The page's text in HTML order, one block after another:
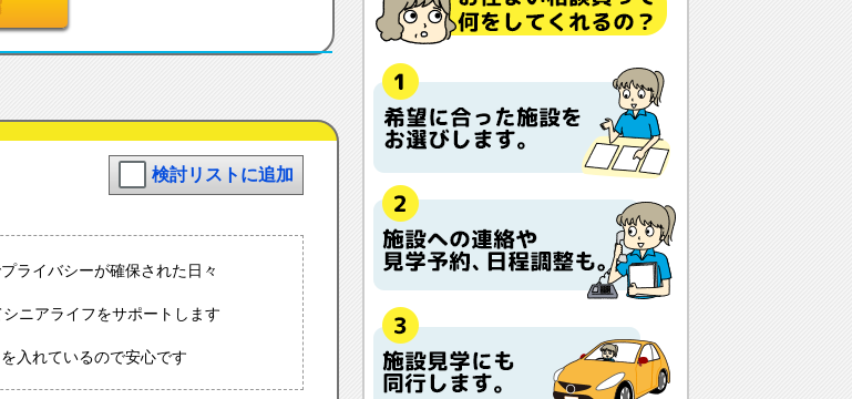
入居するとどんな人がサービスをして
くれるの？
本当に相談無料？
他の紹介会社と「ウチシルベ」はどう
違うの？aa
検討リストに追加
ライバシーが確保された日々
ニアライフをサポートします
入れているので安心です